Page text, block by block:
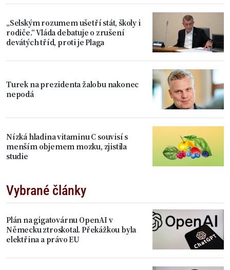
„Selským rozumem ušetří stát, školy i
rodiče.“ Vláda debatuje o zrušení
devátých tříd, proti je Plaga
Turek na prezidenta žalobu nakonec
nepodá
Nízká hladina vitaminu C souvisí s
menším objemem mozku, zjistila
studie
Vybrané články
Plán na gigatovárnu OpenAI v
Německu ztroskotal. Překážkou byla
elektřina a právo EU